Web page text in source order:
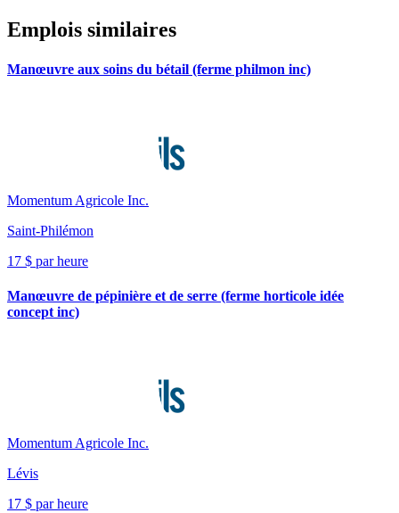
Emplois similaires
Manœuvre aux soins du bétail (ferme philmon inc)
Momentum Agricole Inc.
Saint-Philémon
17 $ par heure
Manœuvre de pépinière et de serre (ferme horticole idée
concept inc)
Momentum Agricole Inc.
Lévis
17 $ par heure